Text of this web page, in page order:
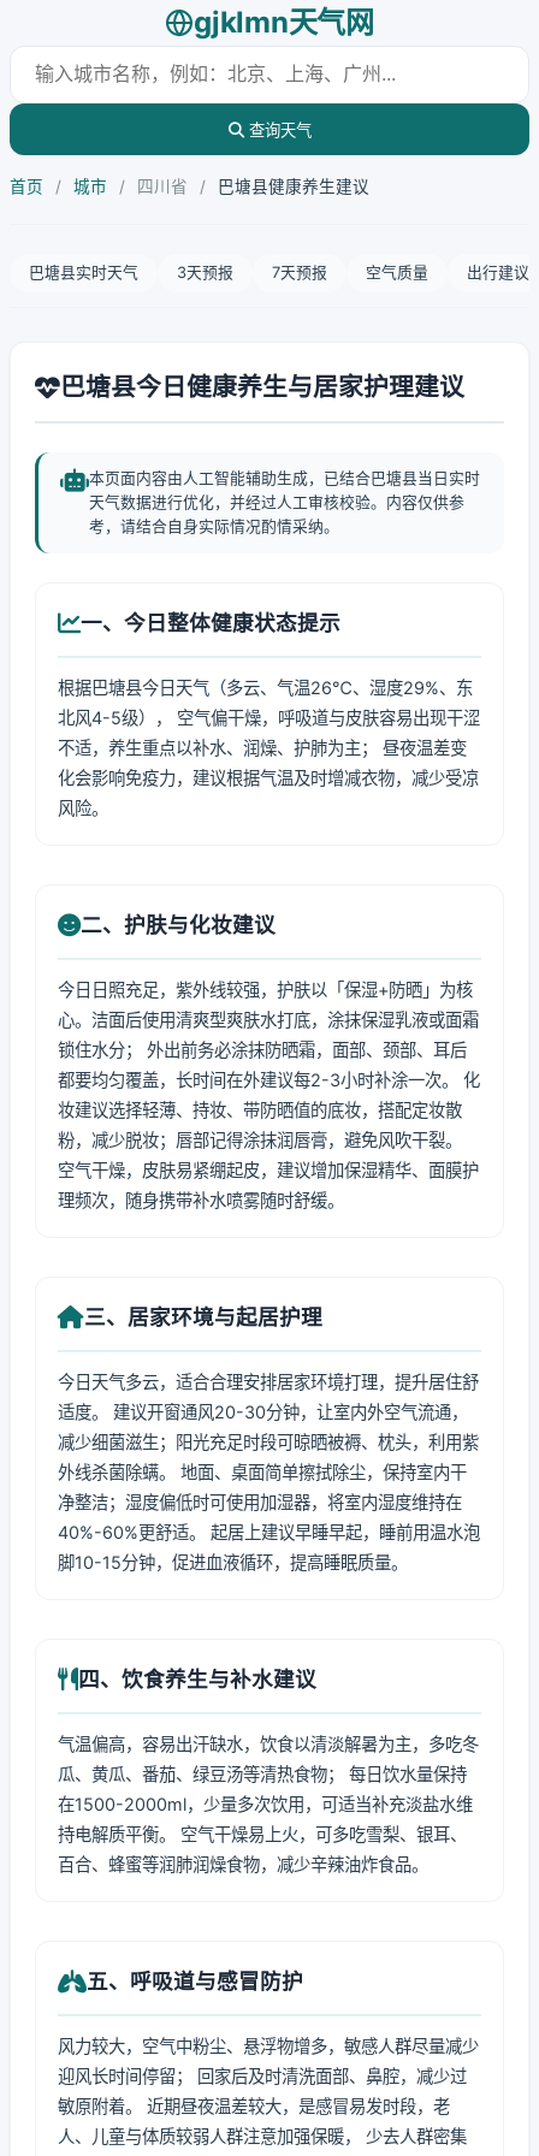
gjklmn天气网
查询天气
首页 / 城市 / 四川省 / 巴塘县健康养生建议
巴塘县实时天气 3天预报 7天预报 空气质量 出行建议
巴塘县今日健康养生与居家护理建议
本页面内容由人工智能辅助生成，已结合巴塘县当日实时
天气数据进行优化，并经过人工审核校验。内容仅供参
考，请结合自身实际情况酌情采纳。
一、今日整体健康状态提示
根据巴塘县今日天气（多云、气温26℃、湿度29%、东
北风4-5级）， 空气偏干燥，呼吸道与皮肤容易出现干涩
不适，养生重点以补水、润燥、护肺为主； 昼夜温差变
化会影响免疫力，建议根据气温及时增减衣物，减少受凉
风险。
二、护肤与化妆建议
今日日照充足，紫外线较强，护肤以「保湿+防晒」为核
心。洁面后使用清爽型爽肤水打底，涂抹保湿乳液或面霜
锁住水分； 外出前务必涂抹防晒霜，面部、颈部、耳后
都要均匀覆盖，长时间在外建议每2-3小时补涂一次。 化
妆建议选择轻薄、持妆、带防晒值的底妆，搭配定妆散
粉，减少脱妆；唇部记得涂抹润唇膏，避免风吹干裂。
空气干燥，皮肤易紧绷起皮，建议增加保湿精华、面膜护
理频次，随身携带补水喷雾随时舒缓。
三、居家环境与起居护理
今日天气多云，适合合理安排居家环境打理，提升居住舒
适度。 建议开窗通风20-30分钟，让室内外空气流通，
减少细菌滋生；阳光充足时段可晾晒被褥、枕头，利用紫
外线杀菌除螨。 地面、桌面简单擦拭除尘，保持室内干
净整洁；湿度偏低时可使用加湿器，将室内湿度维持在
40%-60%更舒适。 起居上建议早睡早起，睡前用温水泡
脚10-15分钟，促进血液循环，提高睡眠质量。
四、饮食养生与补水建议
气温偏高，容易出汗缺水，饮食以清淡解暑为主，多吃冬
瓜、黄瓜、番茄、绿豆汤等清热食物； 每日饮水量保持
在1500-2000ml，少量多次饮用，可适当补充淡盐水维
持电解质平衡。 空气干燥易上火，可多吃雪梨、银耳、
百合、蜂蜜等润肺润燥食物，减少辛辣油炸食品。
五、呼吸道与感冒防护
风力较大，空气中粉尘、悬浮物增多，敏感人群尽量减少
迎风长时间停留； 回家后及时清洗面部、鼻腔，减少过
敏原附着。 近期昼夜温差较大，是感冒易发时段，老
人、儿童与体质较弱人群注意加强保暖， 少去人群密集